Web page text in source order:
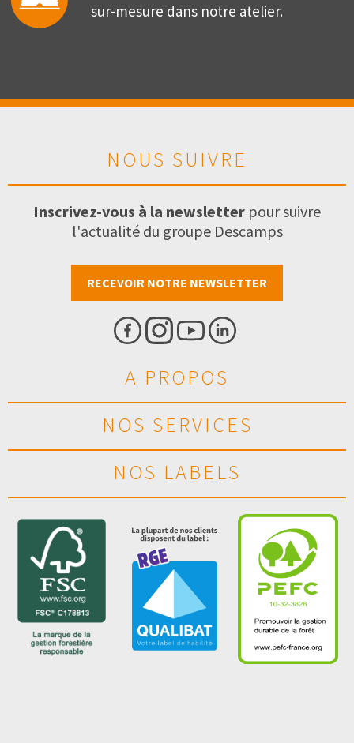
sur-mesure dans notre atelier.
NOUS SUIVRE
Inscrivez-vous à la newsletter pour suivre
l'actualité du groupe Descamps
RECEVOIR NOTRE NEWSLETTER
A PROPOS
NOS SERVICES
NOS LABELS